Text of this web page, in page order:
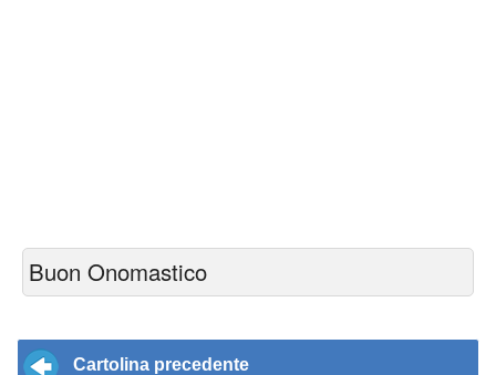
Buon Onomastico
Cartolina precedente